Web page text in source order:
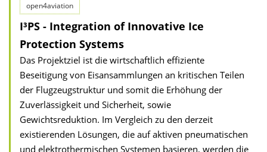
open4aviation
I³PS - Integration of Innovative Ice
Protection Systems
Das Projektziel ist die wirtschaftlich effiziente
Beseitigung von Eisansammlungen an kritischen Teilen
der Flugzeugstruktur und somit die Erhöhung der
Zuverlässigkeit und Sicherheit, sowie
Gewichtsreduktion. Im Vergleich zu den derzeit
existierenden Lösungen, die auf aktiven pneumatischen
und elektrothermischen Systemen basieren, werden die